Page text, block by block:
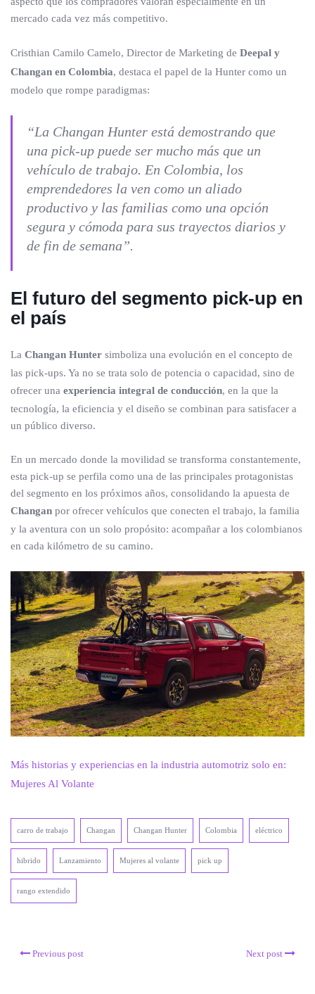
mercado cada vez más competitivo.
Cristhian Camilo Camelo, Director de Marketing de Deepal y
Changan en Colombia, destaca el papel de la Hunter como un
modelo que rompe paradigmas:
“La Changan Hunter está demostrando que
una pick-up puede ser mucho más que un
vehículo de trabajo. En Colombia, los
emprendedores la ven como un aliado
productivo y las familias como una opción
segura y cómoda para sus trayectos diarios y
de fin de semana”.
El futuro del segmento pick-up en
el país
La Changan Hunter simboliza una evolución en el concepto de
las pick-ups. Ya no se trata solo de potencia o capacidad, sino de
ofrecer una experiencia integral de conducción, en la que la
tecnología, la eficiencia y el diseño se combinan para satisfacer a
un público diverso.
En un mercado donde la movilidad se transforma constantemente,
esta pick-up se perfila como una de las principales protagonistas
del segmento en los próximos años, consolidando la apuesta de
Changan por ofrecer vehículos que conecten el trabajo, la familia
y la aventura con un solo propósito: acompañar a los colombianos
en cada kilómetro de su camino.
Más historias y experiencias en la industria automotriz solo en:
Mujeres Al Volante
carro de trabajo Changan Changan Hunter Colombia eléctrico
hibrido Lanzamiento Mujeres al volante pick up
rango extendido
Previous post Next post